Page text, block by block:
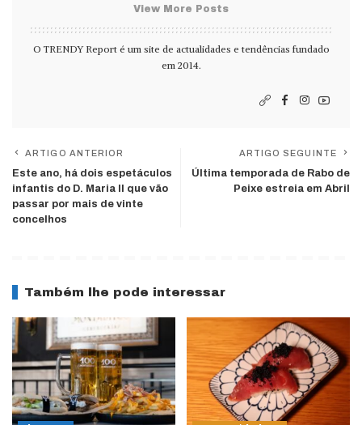
View More Posts
O TRENDY Report é um site de actualidades e tendências fundado
em 2014.
ARTIGO ANTERIOR
Este ano, há dois espetáculos
infantis do D. Maria II que vão
passar por mais de vinte
concelhos
ARTIGO SEGUINTE
Última temporada de Rabo de
Peixe estreia em Abril
Também lhe pode interessar